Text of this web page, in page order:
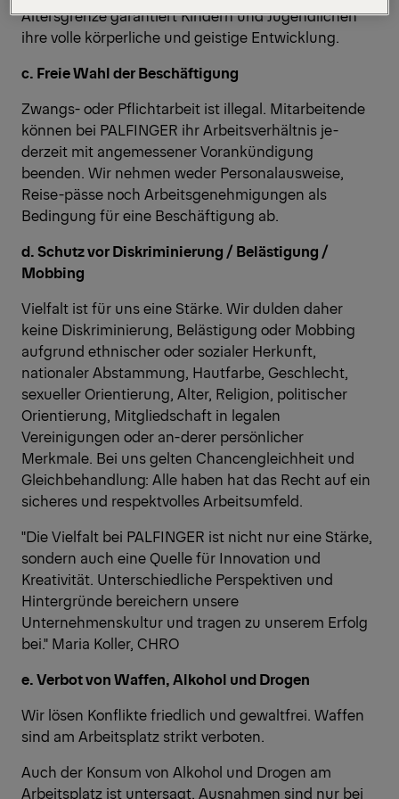
Altersgrenze garantiert Kindern und Jugendlichen
ihre volle körperliche und geistige Entwicklung.
c. Freie Wahl der Beschäftigung
Zwangs- oder Pflichtarbeit ist illegal. Mitarbeitende
können bei PALFINGER ihr Arbeitsverhältnis je-
derzeit mit angemessener Vorankündigung
beenden. Wir nehmen weder Personalausweise,
Reise-pässe noch Arbeitsgenehmigungen als
Bedingung für eine Beschäftigung ab.
d. Schutz vor Diskriminierung / Belästigung /
Mobbing
Vielfalt ist für uns eine Stärke. Wir dulden daher
keine Diskriminierung, Belästigung oder Mobbing
aufgrund ethnischer oder sozialer Herkunft,
nationaler Abstammung, Hautfarbe, Geschlecht,
sexueller Orientierung, Alter, Religion, politischer
Orientierung, Mitgliedschaft in legalen
Vereinigungen oder an-derer persönlicher
Merkmale. Bei uns gelten Chancengleichheit und
Gleichbehandlung: Alle haben hat das Recht auf ein
sicheres und respektvolles Arbeitsumfeld.
"Die Vielfalt bei PALFINGER ist nicht nur eine Stärke,
sondern auch eine Quelle für Innovation und
Kreativität. Unterschiedliche Perspektiven und
Hintergründe bereichern unsere
Unternehmenskultur und tragen zu unserem Erfolg
bei." Maria Koller, CHRO
e. Verbot von Waffen, Alkohol und Drogen
Wir lösen Konflikte friedlich und gewaltfrei. Waffen
sind am Arbeitsplatz strikt verboten.
Auch der Konsum von Alkohol und Drogen am
Arbeitsplatz ist untersagt, Ausnahmen sind nur bei